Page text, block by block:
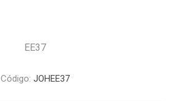
EE37
Código: JOHEE37